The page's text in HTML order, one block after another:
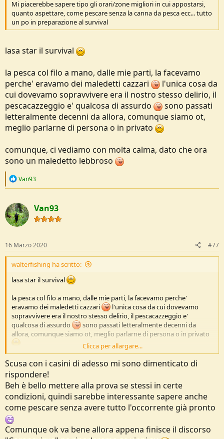
Mi piacerebbe sapere tipo gli orari/zone migliori in cui appostarsi,
quanto aspettare, come pescare senza la canna da pesca ecc... tutto
un po in preparazione al survival
lasa star il survival
la pesca col filo a mano, dalle mie parti, la facevamo
perche' eravamo dei maledetti cazzari
l'unica cosa da
cui dovevamo sopravvivere era il nostro stesso delirio, il
pescacazzeggio e' qualcosa di assurdo
sono passati
letteralmente decenni da allora, comunque siamo ot,
meglio parlarne di persona o in privato
comunque, ci vediamo con molta calma, dato che ora
sono un maledetto lebbroso
R
c
t
i
o
s
:
Van93
Van93
16 Marzo 2020 #77
walterfishing ha scritto:
lasa star il survival
la pesca col filo a mano, dalle mie parti, la facevamo perche'
eravamo dei maledetti cazzari
l'unica cosa da cui dovevamo
sopravvivere era il nostro stesso delirio, il pescacazzeggio e'
qualcosa di assurdo
sono passati letteralmente decenni da
allora, comunque siamo ot, meglio parlarne di persona o in privato
comunque, ci vediamo con molta calma, dato che ora sono un
maledetto lebbroso
Clicca per allargare...
Scusa con i casini di adesso mi sono dimenticato di
rispondere!
Beh è bello mettere alla prova se stessi in certe
condizioni, quindi sarebbe interessante sapere anche
come pescare senza avere tutto l'occorrente già pronto
Comunque ok va bene allora appena finisce il discorso